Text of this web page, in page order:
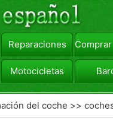
Reparaciones Comprar
Motocicletas
Camiones
del coche >>